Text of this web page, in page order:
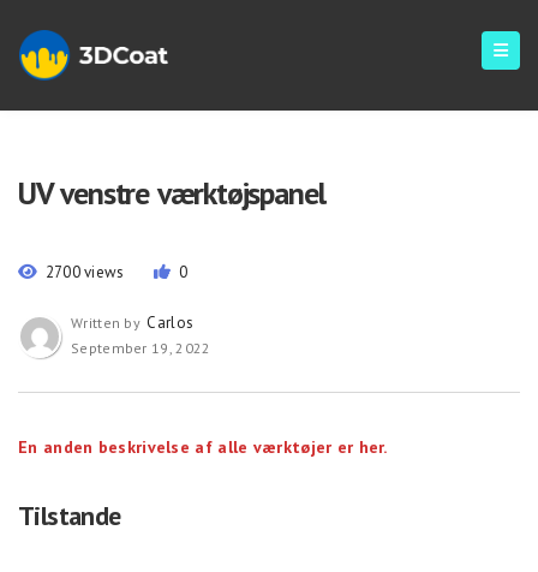
UV venstre værktøjspanel
2700 views 0
Written by Carlos
September 19, 2022
En anden beskrivelse af alle værktøjer er her.
Tilstande